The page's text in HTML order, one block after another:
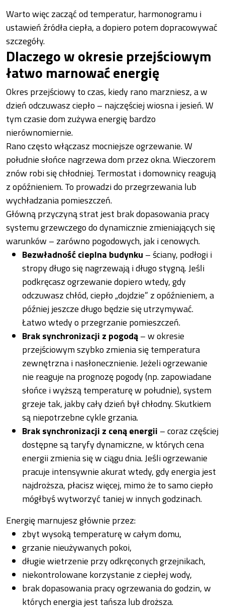
Warto więc zacząć od temperatur, harmonogramu i
ustawień źródła ciepła, a dopiero potem dopracowywać
szczegóły.
Dlaczego w okresie przejściowym
łatwo marnować energię
Okres przejściowy to czas, kiedy rano marzniesz, a w
dzień odczuwasz ciepło – najczęściej wiosna i jesień. W
tym czasie dom zużywa energię bardzo
nierównomiernie.
Rano często włączasz mocniejsze ogrzewanie. W
południe słońce nagrzewa dom przez okna. Wieczorem
znów robi się chłodniej. Termostat i domownicy reagują
z opóźnieniem. To prowadzi do przegrzewania lub
wychładzania pomieszczeń.
Główną przyczyną strat jest brak dopasowania pracy
systemu grzewczego do dynamicznie zmieniających się
warunków – zarówno pogodowych, jak i cenowych.
Bezwładność cieplna budynku – ściany, podłogi i
stropy długo się nagrzewają i długo stygną. Jeśli
podkręcasz ogrzewanie dopiero wtedy, gdy
odczuwasz chłód, ciepło „dojdzie” z opóźnieniem, a
później jeszcze długo będzie się utrzymywać.
Łatwo wtedy o przegrzanie pomieszczeń.
Brak synchronizacji z pogodą– w okresie
przejściowym szybko zmienia się temperatura
zewnętrzna i nasłonecznienie. Jeżeli ogrzewanie
nie reaguje na prognozę pogody (np. zapowiadane
słońce i wyższą temperaturę w południe), system
grzeje tak, jakby cały dzień był chłodny. Skutkiem
są niepotrzebne cykle grzania.
Brak synchronizacji z ceną energii – coraz częściej
dostępne są taryfy dynamiczne, w których cena
energii zmienia się w ciągu dnia. Jeśli ogrzewanie
pracuje intensywnie akurat wtedy, gdy energia jest
najdroższa, płacisz więcej, mimo że to samo ciepło
mógłbyś wytworzyć taniej w innych godzinach.
Energię marnujesz głównie przez:
zbyt wysoką temperaturę w całym domu,
grzanie nieużywanych pokoi,
długie wietrzenie przy odkręconych grzejnikach,
niekontrolowane korzystanie z ciepłej wody,
brak dopasowania pracy ogrzewania do godzin, w
których energia jest tańsza lub droższa.